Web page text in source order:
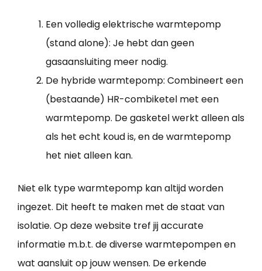
Een volledig elektrische warmtepomp
(stand alone): Je hebt dan geen
gasaansluiting meer nodig.
De hybride warmtepomp: Combineert een
(bestaande) HR-combiketel met een
warmtepomp. De gasketel werkt alleen als
als het echt koud is, en de warmtepomp
het niet alleen kan.
Niet elk type warmtepomp kan altijd worden
ingezet. Dit heeft te maken met de staat van
isolatie. Op deze website tref jij accurate
informatie m.b.t. de diverse warmtepompen en
wat aansluit op jouw wensen. De erkende